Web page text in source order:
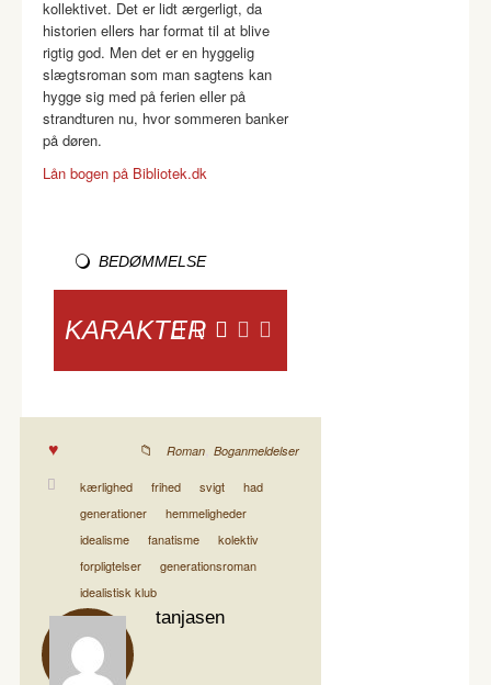
kollektivet. Det er lidt ærgerligt, da
historien ellers har format til at blive
rigtig god. Men det er en hyggelig
slægtsroman som man sagtens kan
hygge sig med på ferien eller på
strandturen nu, hvor sommeren banker
på døren.
Lån bogen på Bibliotek.dk
BEDØMMELSE
KARAKTER
Roman, Boganmeldelser
kærlighed frihed svigt
had
generationer
hemmeligheder
idealisme
fanatisme
kolektiv
forpligtelser
generationsroman
idealistisk klub
tanjasen